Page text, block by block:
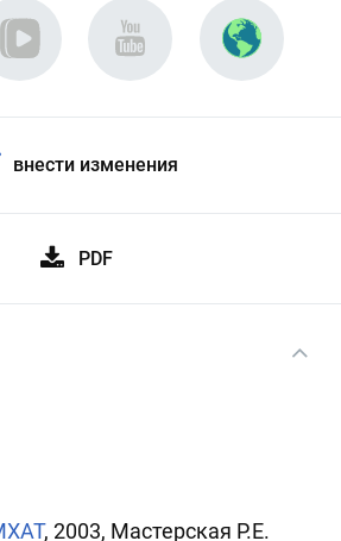
внести изменения
PDF
, 2003, Мастерская Р.Е.